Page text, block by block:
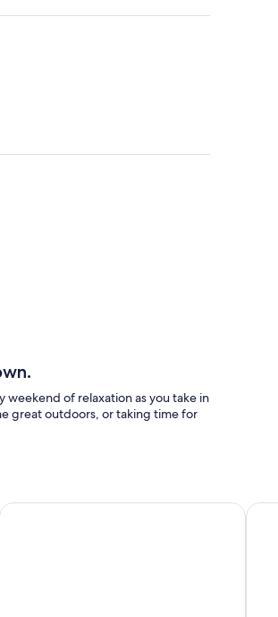
weekend of relaxation as you take in
great outdoors, or taking time for
Suttons Bay.
Walk to everything from this 1 Bedroom